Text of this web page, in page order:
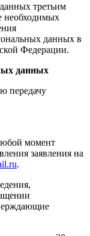
третьим
необходимых
данных в
Федерации.
данных
передачу
момент
заявления на
.